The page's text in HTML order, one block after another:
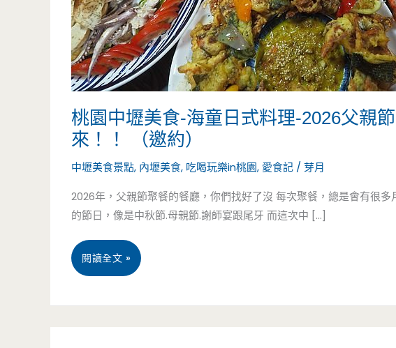
桃園中壢美食-海童日式料理-2026父親
來！！ （邀約）
中壢美食景點, 內壢美食, 吃喝玩樂in桃園, 愛食記 /芽月
2026年，父親節聚餐的餐廳，你們找好了沒 每次聚餐，總是會有很
的節日，像是中秋節.母親節.謝師宴跟尾牙 而這次中 […]
桃
壢
閱讀全文 »